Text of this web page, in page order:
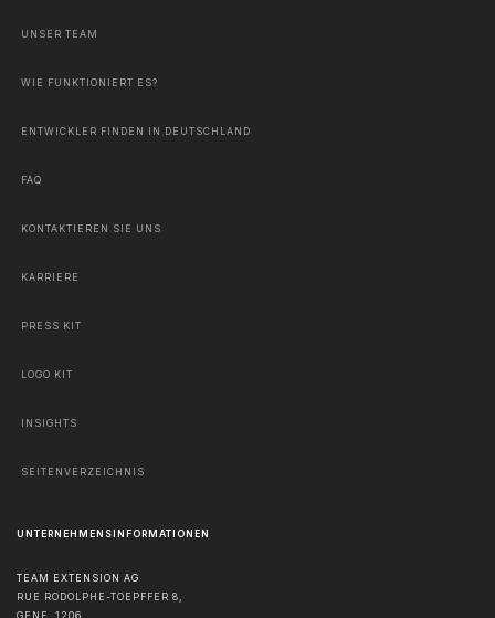
UNSER TEAM
WIE FUNKTIONIERT ES?
ENTWICKLER FINDEN IN DEUTSCHLAND
FAQ
KONTAKTIEREN SIE UNS
KARRIERE
PRESS KIT
LOGO KIT
INSIGHTS
SEITENVERZEICHNIS
UNTERNEHMENSINFORMATIONEN
TEAM EXTENSION AG
RUE RODOLPHE-TOEPFFER 8,
GENF
1206